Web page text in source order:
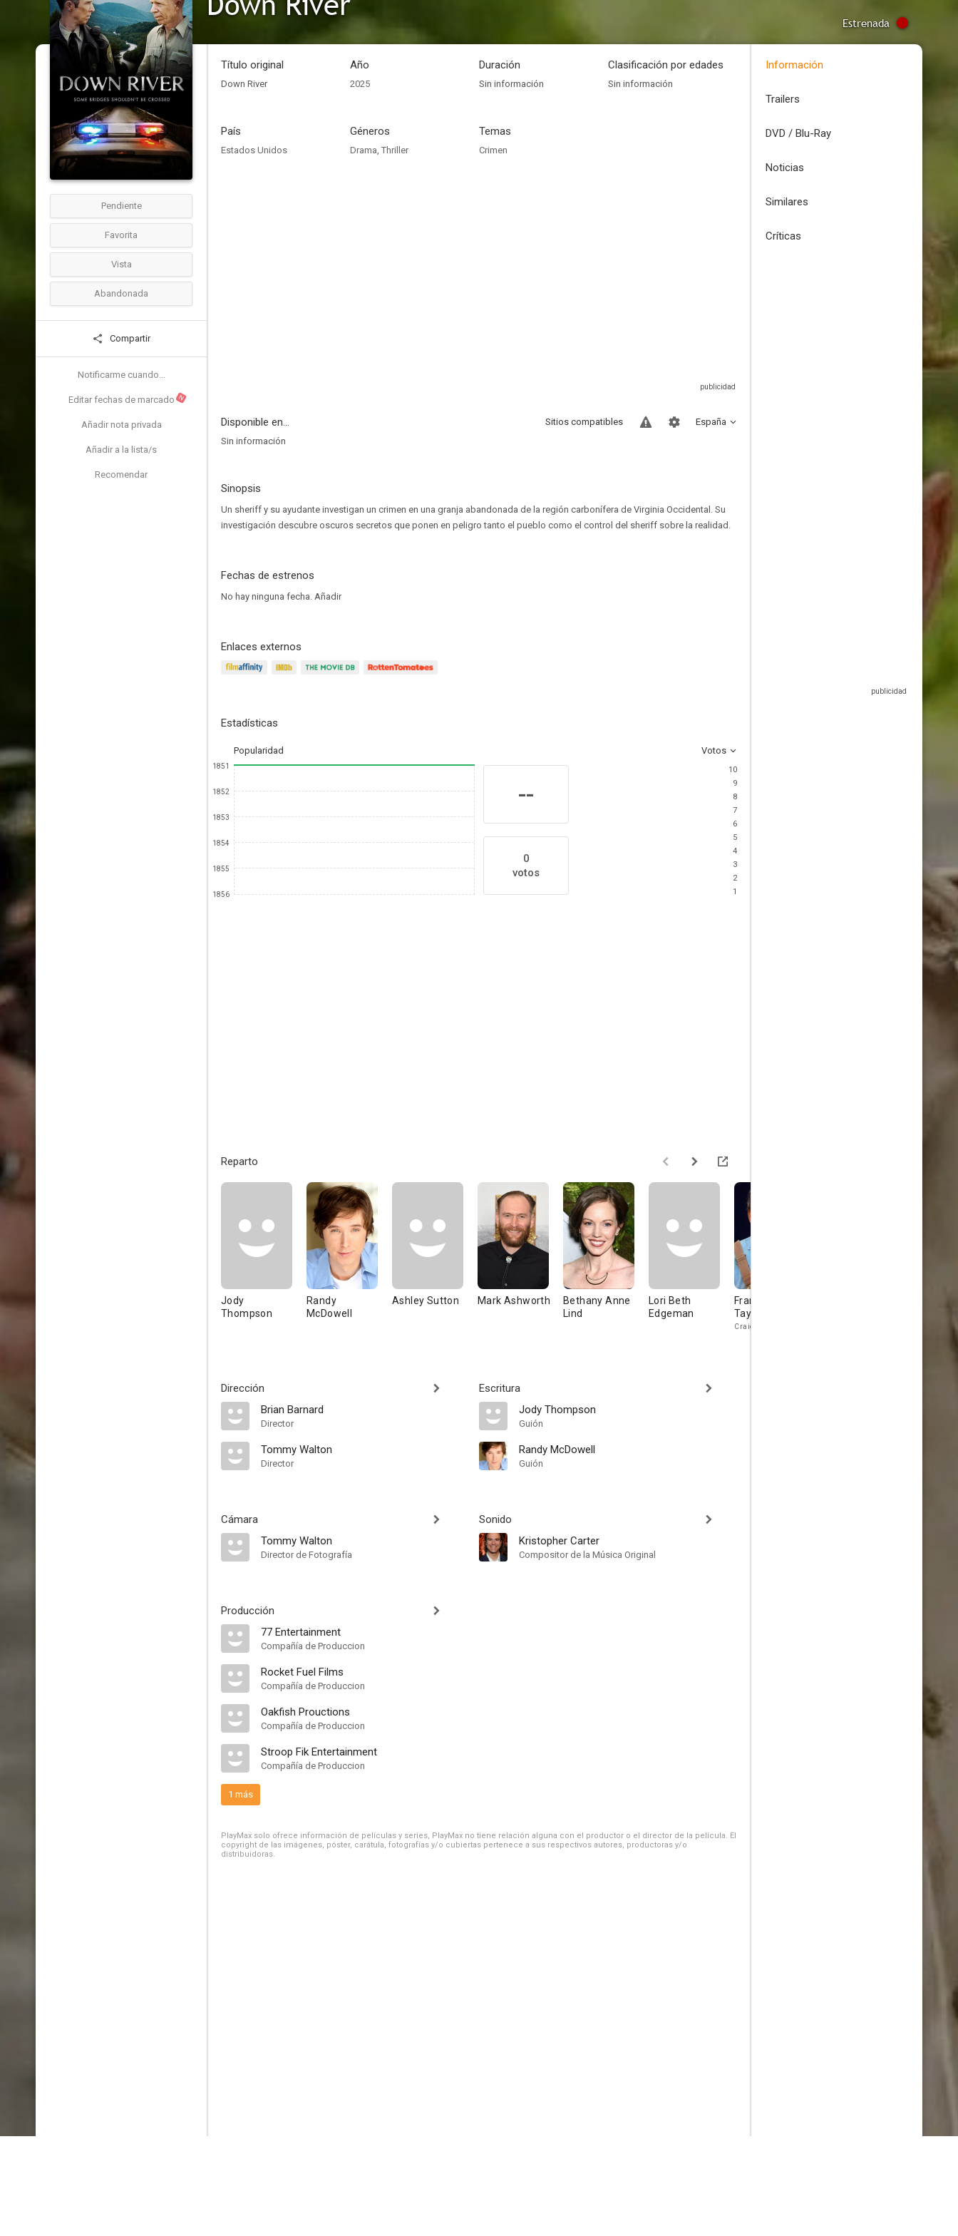
Estrenada
Pendiente
Favorita
Vista
Abandonada
Compartir
Notificarme cuando...
Editar fechas de marcado N
Añadir nota privada
Añadir a la lista/s
Recomendar
Título original
Down River
Año
2025
Duración
Sin información
Clasificación por edades
Sin información
País
Estados Unidos
Géneros
Drama, Thriller
Temas
Crimen
Disponible en... España
Sitios compatibles
Sin información
Sinopsis
Un sheriff y su ayudante investigan un crimen en una granja abandonada de la región carbonífera de Virginia Occidental. Su
investigación descubre oscuros secretos que ponen en peligro tanto el pueblo como el control del sheriff sobre la realidad.
Fechas de estrenos
No hay ninguna fecha. Añadir
Enlaces externos
Estadísticas
Popularidad Votos
1851
1852
1853
1854
1855
1856
--
0
votos
10
9
8
7
6
5
4
3
2
1
Reparto
Jody
Thompson
Randy
McDowell
Ashley Sutton Mark Ashworth
Bethany Anne
Lind
Lori Beth
Edgeman
Frank Hoyt
Taylor
Craig Hutto
Dirección
Brian Barnard
Director
Tommy Walton
Director
Cámara
Tommy Walton
Director de Fotografía
Producción
77 Entertainment
Compañía de Produccion
Rocket Fuel Films
Compañía de Produccion
Oakfish Prouctions
Compañía de Produccion
Stroop Fik Entertainment
Compañía de Produccion
1 más
Escritura
Jody Thompson
Guión
Randy McDowell
Guión
Sonido
Kristopher Carter
Compositor de la Música Original
PlayMax solo ofrece información de películas y series, PlayMax no tiene relación alguna con el productor o el director de la película. El
copyright de las imágenes, póster, carátula, fotografías y/o cubiertas pertenece a sus respectivos autores, productoras y/o
distribuidoras.
Información
Trailers
DVD / Blu-Ray
Noticias
Similares
Críticas